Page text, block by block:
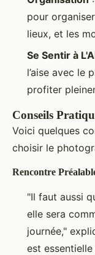
pour
lieux, et les
Se Sentir à
l’aise avec le
profiter
Conseils
Voici quelques
choisir le
Rencontre
"Il faut aussi
elle sera
journée,"
est